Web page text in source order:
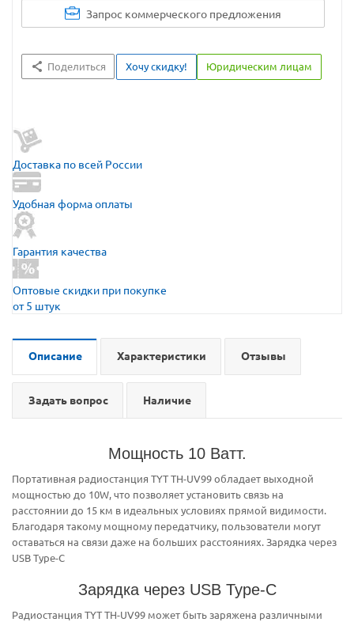
Запрос коммерческого предложения
Поделиться Хочу скидку! Юридическим лицам
Доставка по всей России
Удобная форма оплаты
Гарантия качества
Оптовые скидки при покупке
от 5 штук
Описание Характеристики Отзывы
Задать вопрос Наличие
Мощность 10 Ватт.
Портативная радиостанция TYT TH-UV99 обладает выходной
мощностью до 10W, что позволяет установить связь на
расстоянии до 15 км в идеальных условиях прямой видимости.
Благодаря такому мощному передатчику, пользователи могут
оставаться на связи даже на больших расстояниях. Зарядка через
USB Type-C
Зарядка через USB Type-C
Радиостанция TYT TH-UV99 может быть заряжена различными